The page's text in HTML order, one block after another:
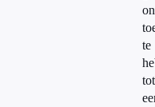
te
tot